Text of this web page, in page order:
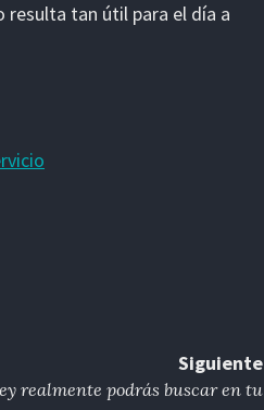
resulta tan útil para el día a
Siguiente
realmente podrás buscar en tu